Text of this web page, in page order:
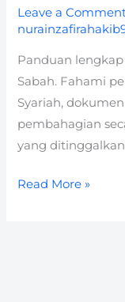
Leave a
Panduan
Sabah. Fahami
Syariah,
pembahagian
yang
Read More »